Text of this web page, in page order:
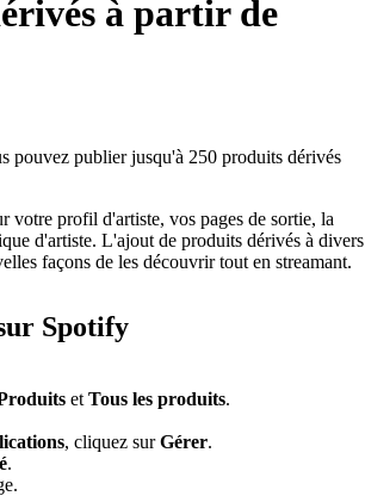
à partir de
pouvez publier jusqu'à 250 produits dérivés
votre profil d'artiste, vos pages de sortie, la
d'artiste. L'ajout de produits dérivés à divers
façons de les découvrir tout en streamant.
Spotify
et Tous les produits.
, cliquez surGérer.
.